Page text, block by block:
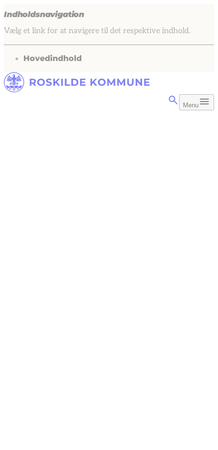
Indholdsnavigation
Vælg et link for at navigere til det respektive indhold.
gå til
Hovedindhold
Menu